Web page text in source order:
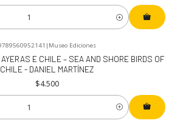
| Museo Ediciones
E CHILE – SEA AND SHORE BIRDS OF
CHILE - DANIEL MARTÍNEZ
$4.500